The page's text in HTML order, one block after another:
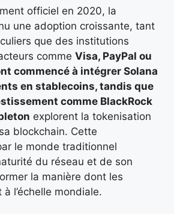
officiel en 2020, la
une adoption croissante, tant
que des institutions
comme Visa, PayPal ou
commencé à intégrer Solana
en stablecoins, tandis que
comme BlackRock
explorent la tokenisation
blockchain. Cette
le monde traditionnel
du réseau et de son
la manière dont les
l’échelle mondiale.